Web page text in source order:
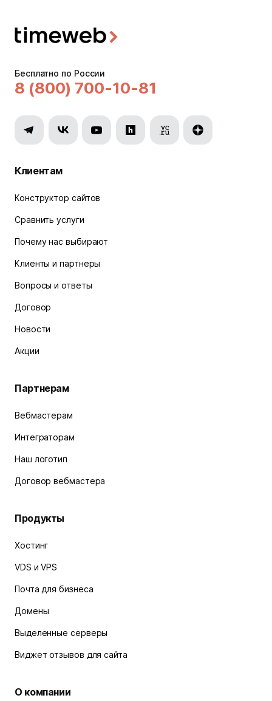
Бесплатно по России
8 (800) 700-10-81
Клиентам
Конструктор сайтов
Сравнить услуги
Почему нас выбирают
Клиенты и партнеры
Вопросы и ответы
Договор
Новости
Акции
Партнерам
Вебмастерам
Интеграторам
Наш логотип
Договор вебмастера
Продукты
Хостинг
VDS и VPS
Почта для бизнеса
Домены
Выделенные серверы
Виджет отзывов для сайта
О компании